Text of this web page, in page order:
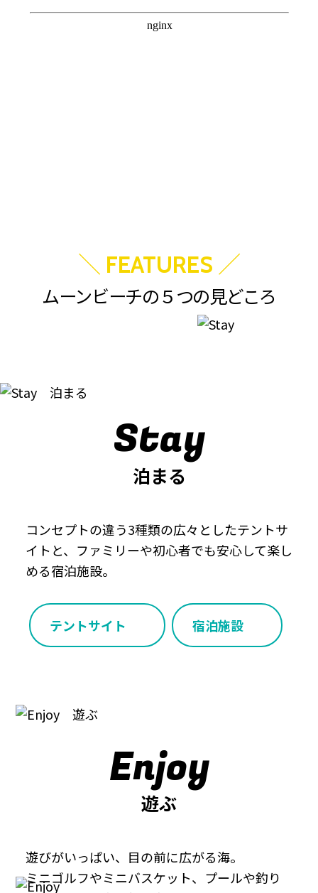
＼ FEATURES ／
ムーンビーチの５つの見どころ
Stay
泊まる
コンセプトの違う3種類の広々としたテントサ
イトと、ファミリーや初心者でも安心して楽し
める宿泊施設。
テントサイト 宿泊施設
Enjoy
遊ぶ
遊びがいっぱい、目の前に広がる海。
ミニゴルフやミニバスケット、プールや釣り